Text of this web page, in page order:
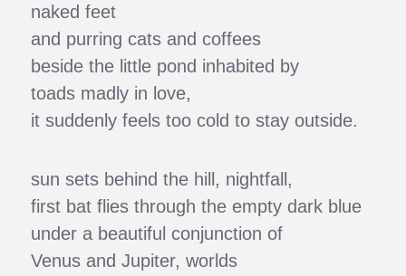
naked feet
and purring cats and coffees
beside the little pond inhabited by
toads madly in love,
it suddenly feels too cold to stay outside.
sun sets behind the hill, nightfall,
first bat flies through the empty dark blue
under a beautiful conjunction of
Venus and Jupiter, worlds